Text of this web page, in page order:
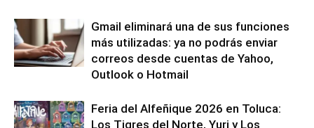
Gmail eliminará una de sus funciones
más utilizadas: ya no podrás enviar
correos desde cuentas de Yahoo,
Outlook o Hotmail
Feria del Alfeñique 2026 en Toluca:
Los Tigres del Norte, Yuri y Los